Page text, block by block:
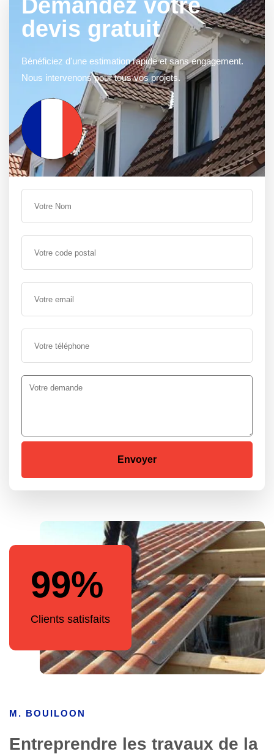
Demandez votre
devis gratuit
Bénéficiez d'une estimation rapide et sans engagement.
Nous intervenons pour tous vos projets.
99%
Clients satisfaits
M. BOUILOON
Entreprendre les travaux de la